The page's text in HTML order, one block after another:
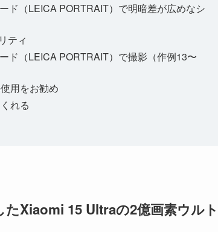
ド（LEICA PORTRAIT）で明暗差が広めなシ
ティ
ド（LEICA PORTRAIT）で撮影（作例13〜
用をお勧め
れる
Xiaomi 15 Ultraの2億画素ウルト